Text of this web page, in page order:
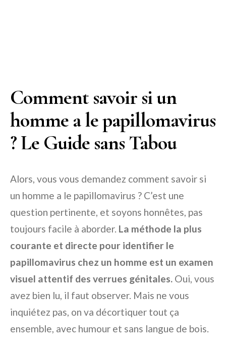
Comment savoir si un
homme a le papillomavirus
? Le Guide sans Tabou
Alors, vous vous demandez comment savoir si
un homme a le papillomavirus ? C’est une
question pertinente, et soyons honnêtes, pas
toujours facile à aborder. La méthode la plus
courante et directe pour identifier le
papillomavirus chez un homme est un examen
visuel attentif des verrues génitales. Oui, vous
avez bien lu, il faut observer. Mais ne vous
inquiétez pas, on va décortiquer tout ça
ensemble, avec humour et sans langue de bois.